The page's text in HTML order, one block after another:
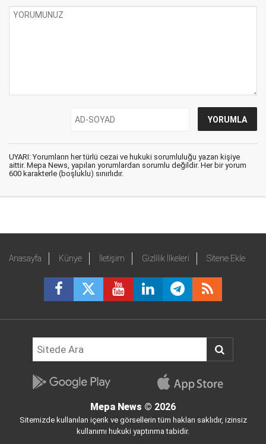
UYARI: Yorumların her türlü cezai ve hukuki sorumluluğu yazan kişiye
aittir. Mepa News, yapılan yorumlardan sorumlu değildir. Her bir yorum
600 karakterle (boşluklu) sınırlıdır.
Anasayfa Künye İletişim Gizlilik İlkeleri Sitene Ekle
Mepa News © 2026
Sitemizde kullanılan içerik ve görsellerin tüm hakları saklıdır, izinsiz
kullanımı hukuki yaptırıma tabidir.